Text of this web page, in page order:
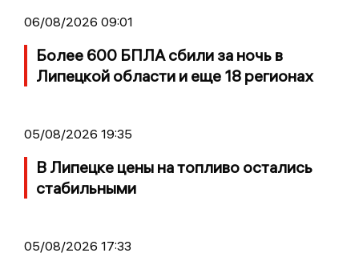
06/08/2026 09:01
Более 600 БПЛА сбили за ночь в
Липецкой области и еще 18 регионах
05/08/2026 19:35
В Липецке цены на топливо остались
стабильными
05/08/2026 17:33